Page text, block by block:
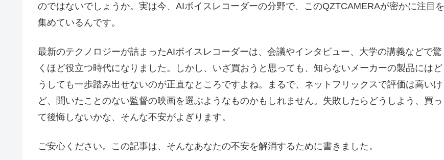
のではないでしょうか。実は今、AIボイスレコーダーの分野で、このQZTCAMERAが密かに注目を
集めているんです。
最新のテクノロジーが詰まったAIボイスレコーダーは、会議やインタビュー、大学の講義などで驚
くほど役立つ時代になりました。しかし、いざ買おうと思っても、知らないメーカーの製品にはど
うしても一歩踏み出せないのが正直なところですよね。まるで、ネットフリックスで評価は高いけ
ど、聞いたことのない監督の映画を選ぶようなものかもしれません。失敗したらどうしよう、買っ
て後悔しないかな、そんな不安がよぎります。
ご安心ください。この記事は、そんなあなたの不安を解消するために書きました。